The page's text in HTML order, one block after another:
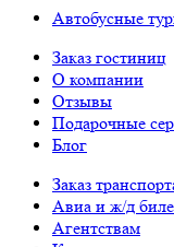
Автобусные
Заказ гостиниц
О компании
Отзывы
Подарочные
Блог
Заказ
Авиа и ж/д
Агентствам